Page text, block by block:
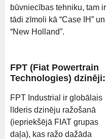
būvniecības tehniku, tam ir
tādi zīmoli kā “Case IH” un
“New Holland”.
FPT (Fiat Powertrain
Technologies) dzinēji:
FPT Industrial ir globālais
līderis dzinēju ražošanā
(iepriekšējā FIAT grupas
daļa), kas ražo dažāda